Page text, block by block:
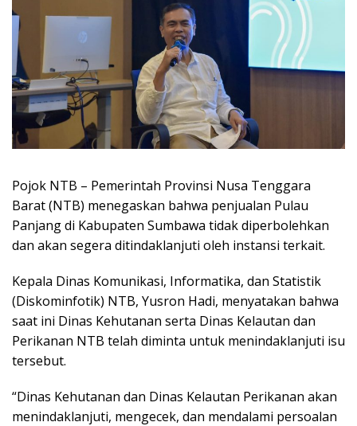
Pojok NTB – Pemerintah Provinsi Nusa Tenggara
Barat (NTB) menegaskan bahwa penjualan Pulau
Panjang di Kabupaten Sumbawa tidak diperbolehkan
dan akan segera ditindaklanjuti oleh instansi terkait.
Kepala Dinas Komunikasi, Informatika, dan Statistik
(Diskominfotik) NTB, Yusron Hadi, menyatakan bahwa
saat ini Dinas Kehutanan serta Dinas Kelautan dan
Perikanan NTB telah diminta untuk menindaklanjuti isu
tersebut.
“Dinas Kehutanan dan Dinas Kelautan Perikanan akan
menindaklanjuti, mengecek, dan mendalami persoalan